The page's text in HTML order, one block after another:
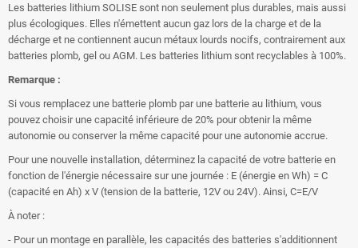
Les batteries lithium SOLISE sont non seulement plus durables, mais aussi
plus écologiques. Elles n'émettent aucun gaz lors de la charge et de la
décharge et ne contiennent aucun métaux lourds nocifs, contrairement aux
batteries plomb, gel ou AGM. Les batteries lithium sont recyclables à 100%.
Remarque :
Si vous remplacez une batterie plomb par une batterie au lithium, vous
pouvez choisir une capacité inférieure de 20% pour obtenir la même
autonomie ou conserver la même capacité pour une autonomie accrue.
Pour une nouvelle installation, déterminez la capacité de votre batterie en
fonction de l'énergie nécessaire sur une journée : E (énergie en Wh) = C
(capacité en Ah) x V (tension de la batterie, 12V ou 24V). Ainsi, C=E/V
À noter :
- Pour un montage en parallèle, les capacités des batteries s'additionnent